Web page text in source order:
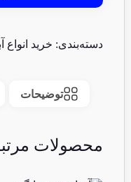
دسته‌بندی: خرید انواع
توضیحات
محصولات